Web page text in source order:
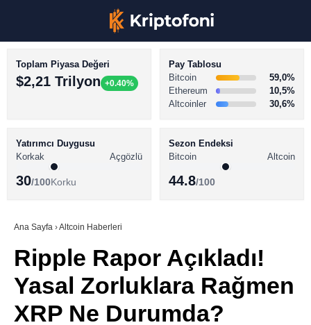
Youtube
TikTok
BİTCOİN HABERLERİ
ALTCOİN HABERLERİ
SÖZLÜK
Toplam Piyasa Değeri
$2,21 Trilyon +0.40%
Pay Tablosu
Bitcoin
59,0%
Ethereum
10,5%
Altcoinler
30,6%
Yatırımcı Duygusu
Korkak
Açgözlü
30/100Korku
Sezon Endeksi
Bitcoin
Altcoin
44.8/100
Ana Sayfa ›Altcoin Haberleri
Ripple Rapor Açıkladı!
Yasal Zorluklara Rağmen
XRP Ne Durumda?